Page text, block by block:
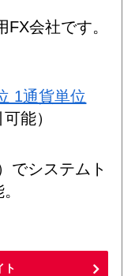
会社です。
1通貨単位
能）
でシステムト
ト